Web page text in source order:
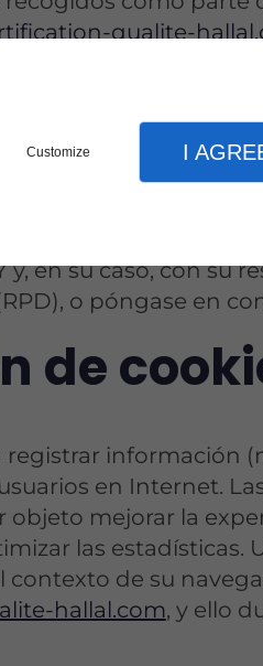
Customize I
qualite-
y permiten a
solicitudes recibidas
o ejercicio de
puede ponerse en
y, en su caso, con su
o póngase en
de
información
en Internet.
mejorar la
las estadísticas.
contexto de su
hallal.com, y ello